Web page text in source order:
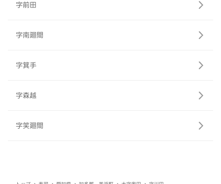
字前田
字南廻間
字箕手
字森越
字笑廻間